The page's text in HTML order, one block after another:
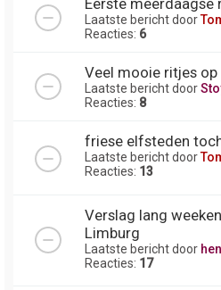
Eerste
Laatste bericht door
Reacties: 6
Veel mooie ritjes
Laatste bericht door
Reacties: 8
friese elfsteden
Laatste bericht door
Reacties: 13
Verslag lang
Limburg
Laatste bericht door
Reacties: 17